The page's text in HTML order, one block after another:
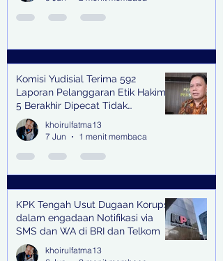
Komisi Yudisial Terima 592
Laporan Pelanggaran Etik Hakim,
5 Berakhir Dipecat Tidak
Terhormat
khoirulfatma13
7 Jun
1 menit membaca
KPK Tengah Usut Dugaan Korupsi
dalam engadaan Notifikasi via
SMS dan WA di BRI dan Telkom
khoirulfatma13